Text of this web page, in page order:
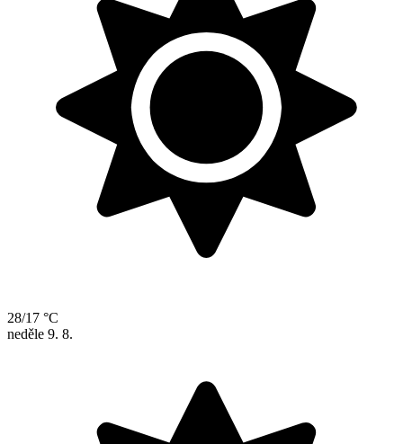
28/17 °C
neděle 9. 8.